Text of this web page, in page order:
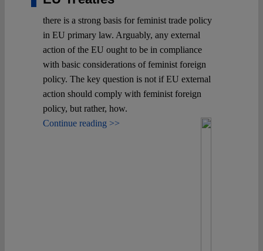
there is a strong basis for feminist trade policy
in EU primary law. Arguably, any external
action of the EU ought to be in compliance
with basic considerations of feminist foreign
policy. The key question is not if EU external
action should comply with feminist foreign
policy, but rather, how.
Continue reading >>